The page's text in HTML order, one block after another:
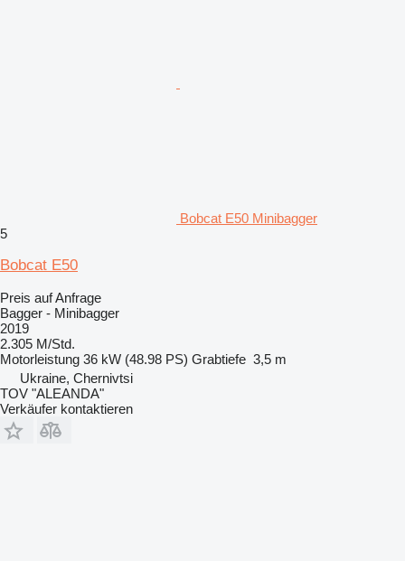
Bobcat E50 Minibagger
5
Bobcat E50
Preis auf Anfrage
Bagger - Minibagger
2019
2.305 M/Std.
Motorleistung 36 kW (48.98 PS) Grabtiefe 3,5 m
Ukraine, Chernivtsi
TOV "ALEANDA"
Verkäufer kontaktieren